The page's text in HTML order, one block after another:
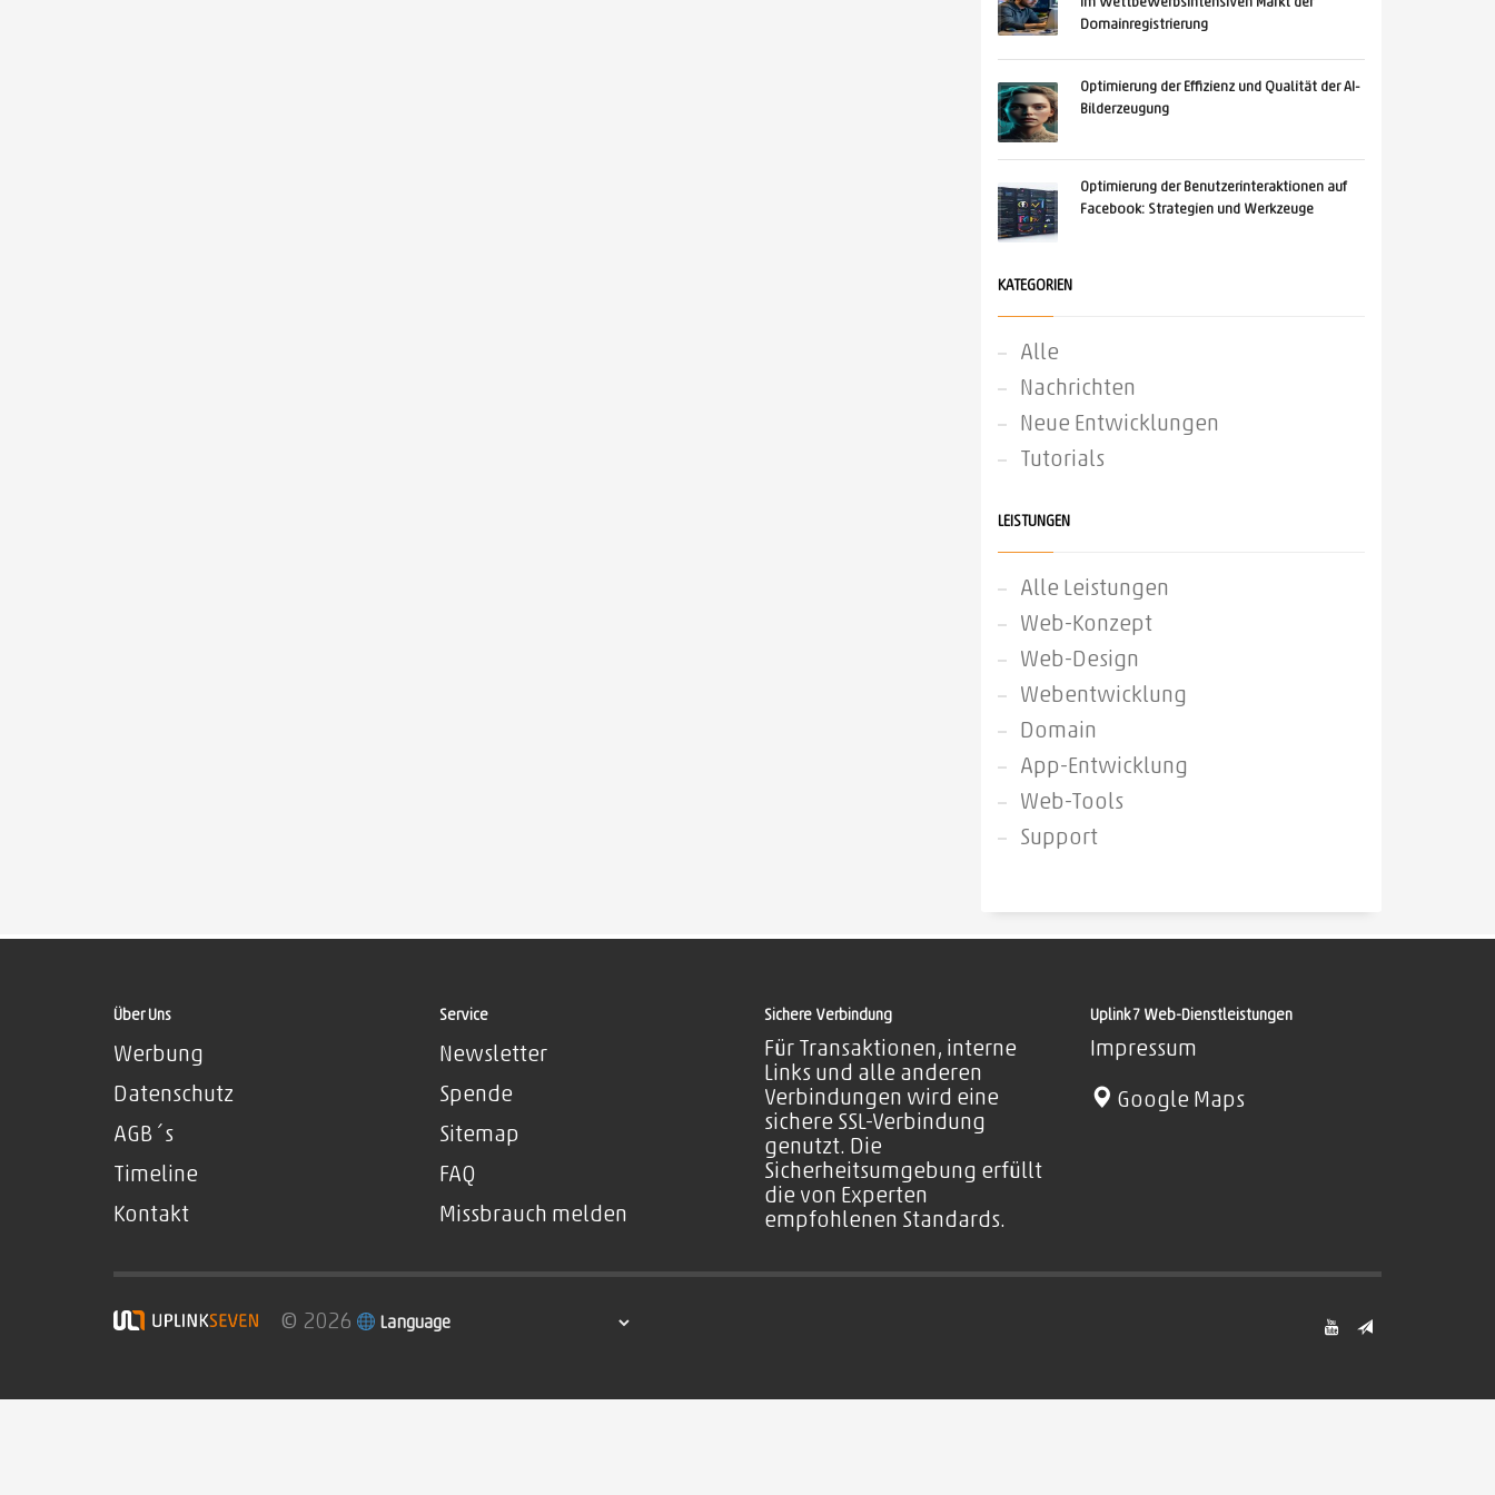
Domainregistrierung
Optimierung der Effizienz und Qualität der AI-
Bilderzeugung
Optimierung der Benutzerinteraktionen auf
Facebook: Strategien und Werkzeuge
KATEGORIEN
Alle
Nachrichten
Neue Entwicklungen
Tutorials
LEISTUNGEN
Alle Leistungen
Web-Konzept
Web-Design
Webentwicklung
Domain
App-Entwicklung
Web-Tools
Support
Über Uns
Werbung
Datenschutz
AGB´s
Timeline
Kontakt
Service
Newsletter
Spende
Sitemap
FAQ
Missbrauch melden
Sichere Verbindung
Für Transaktionen, interne
Links und alle anderen
Verbindungen wird eine
sichere SSL-Verbindung
genutzt. Die
Sicherheitsumgebung erfüllt
die von Experten
empfohlenen Standards.
Uplink7 Web-Dienstleistungen
Impressum
Google Maps
© 2026 Language